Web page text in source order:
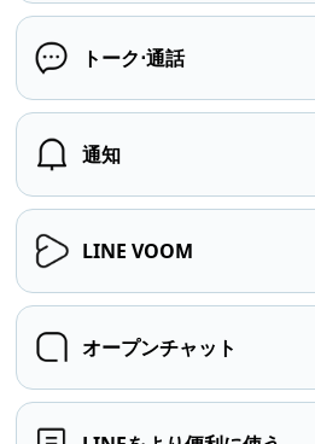
トーク⋅通話
通知
LINE VOOM
オープンチャット